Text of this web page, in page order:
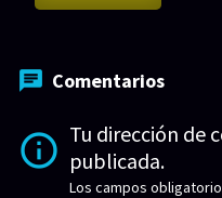
Comentarios
Tu dirección de
publicada.
Los campos